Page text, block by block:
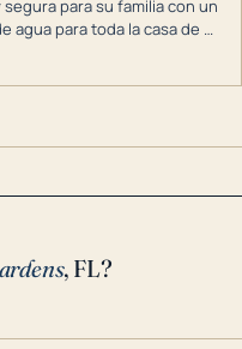
para su familia con un
agua para toda la casa de 3
de este filtro
, FL?